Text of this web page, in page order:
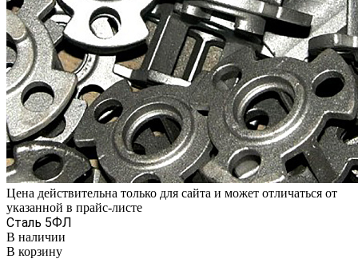
Цена действительна только для сайта и может отличаться от
указанной в прайс-листе
Сталь 5ФЛ
В наличии
В корзину